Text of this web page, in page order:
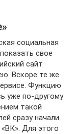
социальная
свое
сайт
Вскоре те же
Функцию
уже по-другому
такой
сразу начали
Для этого